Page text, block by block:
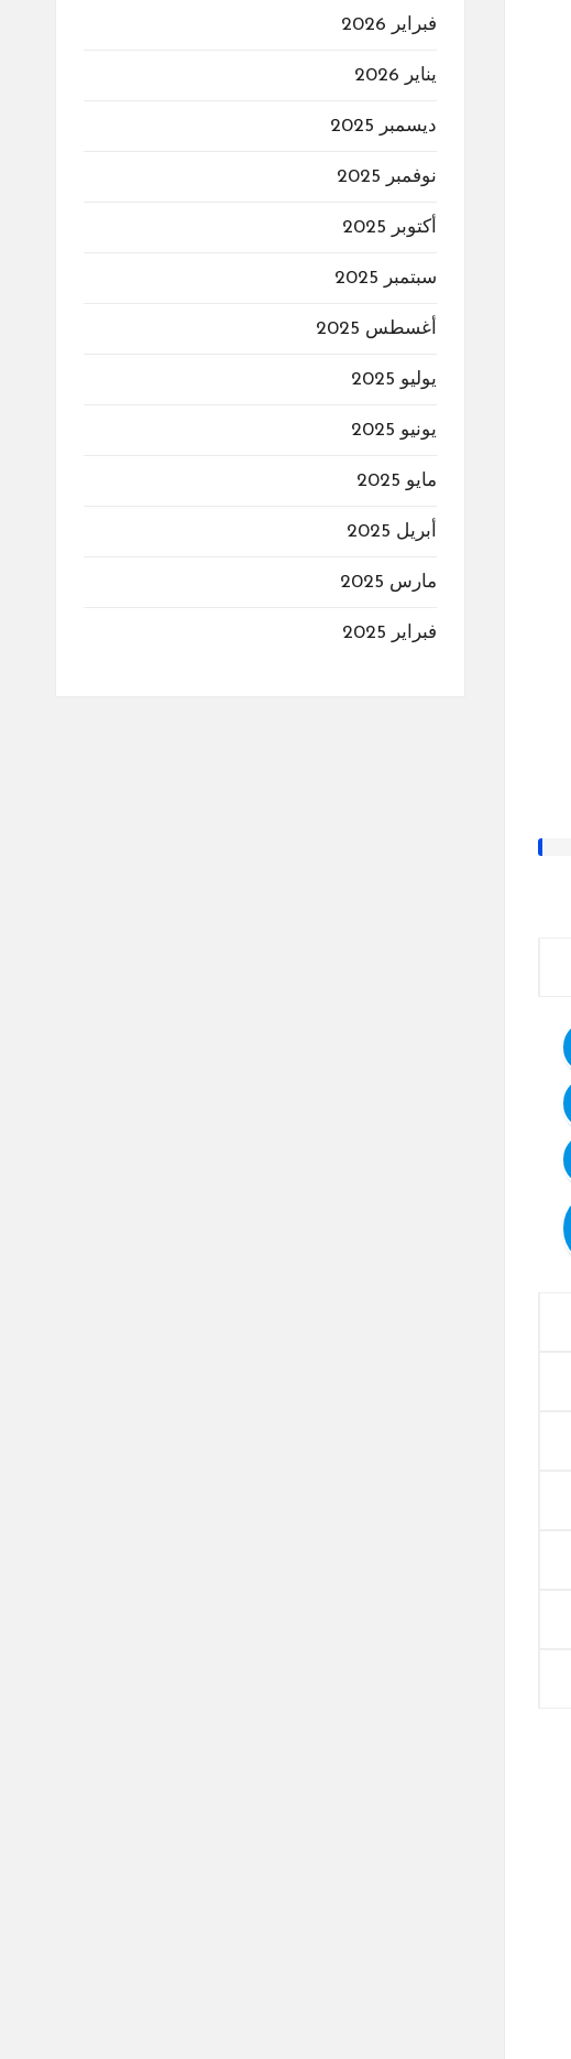
فبراير 2026
يناير 2026
ديسمبر 2025
نوفمبر 2025
أكتوبر 2025
سبتمبر 2025
أغسطس 2025
يوليو 2025
يونيو 2025
مايو 2025
أبريل 2025
مارس 2025
فبراير 2025